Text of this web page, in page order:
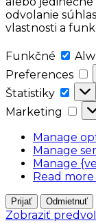
odvolanie
vlastnosti a
Funkčné
Preferences
Štatistiky
Marketing
Manage
Manage
Manage
Read
Prijať Odmietnuť
Zobraziť